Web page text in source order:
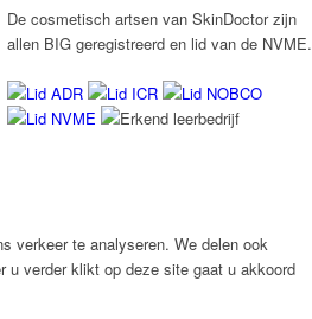
De cosmetisch artsen van SkinDoctor zijn
allen BIG geregistreerd en lid van de NVME.
verkeer te analyseren. We delen ook
u verder klikt op deze site gaat u akkoord